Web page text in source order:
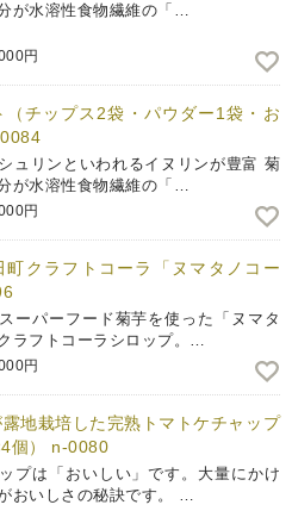
が水溶性食物繊維の「…
円
（チップス2袋・パウダー1袋・お
ュリンといわれるイヌリンが豊富 菊
が水溶性食物繊維の「…
円
町クラフトコーラ「ヌマタノコー
ーパーフード菊芋を使った「ヌマタ
ラフトコーラシロップ。…
円
地栽培した完熟トマトケチャップ
個） n-0080
プは「おいしい」です。大量にかけ
おいしさの秘訣です。 …